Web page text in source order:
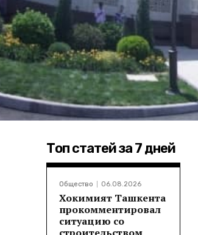
Топ статей за 7 дней
Общество 06.08.2026
Хокимият Ташкента
прокомментировал
ситуацию со